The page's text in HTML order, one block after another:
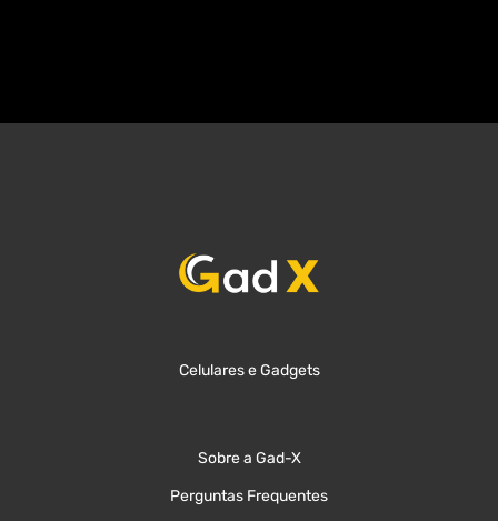
Celulares e Gadgets
Sobre a Gad-X
Perguntas Frequentes